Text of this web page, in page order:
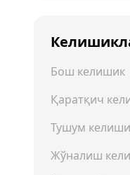
Бош келишик
Қаратқич
Тушум
Жўналиш